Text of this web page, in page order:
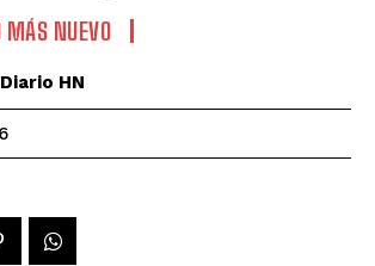
MÁS NUEVO
HN